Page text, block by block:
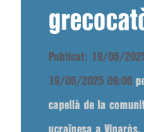
Publicat: 19/06/
19/06/2025 09:00
capellà de la
ucraïnesa a